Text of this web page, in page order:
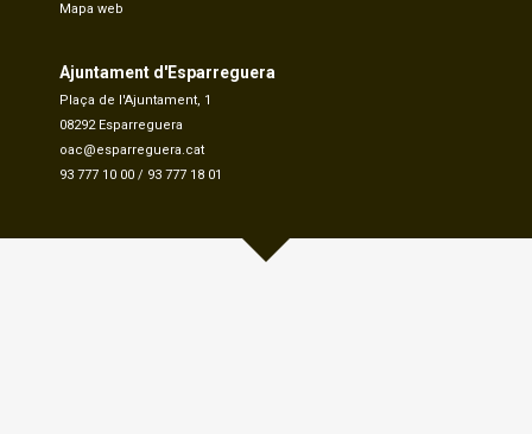
Mapa web
Ajuntament d'Esparreguera
Plaça de l'Ajuntament, 1
08292 Esparreguera
oac@esparreguera.cat
93 777 10 00 / 93 777 18 01